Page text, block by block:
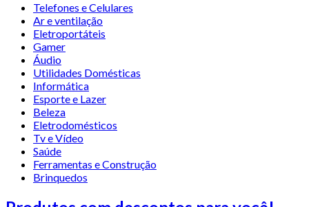
Telefones e Celulares
Ar e ventilação
Eletroportáteis
Gamer
Áudio
Utilidades Domésticas
Informática
Esporte e Lazer
Beleza
Eletrodomésticos
Tv e Vídeo
Saúde
Ferramentas e Construção
Brinquedos